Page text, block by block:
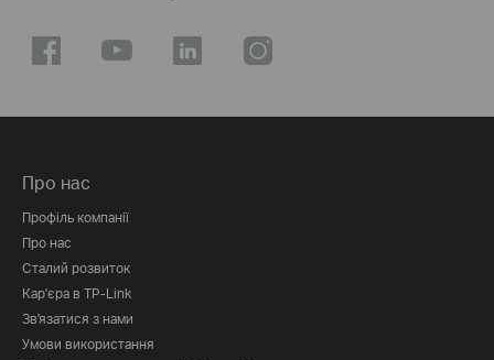
Про нас
Профіль компанії
Про нас
Сталий розвиток
Кар'єра в TP-Link
Зв'язатися з нами
Умови використання